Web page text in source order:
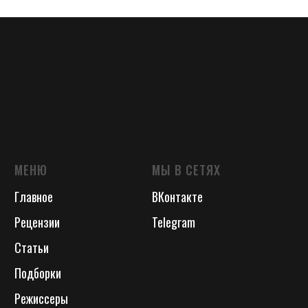
МЕНЮ
Главное
Рецензии
Статьи
Подборки
Режиссеры
МЫ В СЕТЯХ
ВКонтакте
Telegram